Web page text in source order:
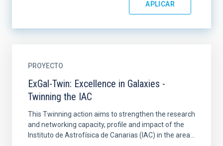
PROYECTO
ExGal-Twin: Excellence in Galaxies -
Twinning the IAC
This Twinning action aims to strengthen the research
and networking capacity, profile and impact of the
Instituto de Astrofísica de Canarias (IAC) in the area...